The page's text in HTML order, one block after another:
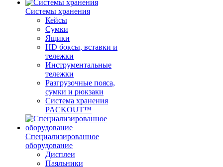
Системы хранения
Кейсы
Сумки
Ящики
HD боксы, вставки и
тележки
Инструментальные
тележки
Разгрузочные пояса,
сумки и рюкзаки
Система хранения
PACKOUT™
Специализированное
оборудование
Дисплеи
Паяльники